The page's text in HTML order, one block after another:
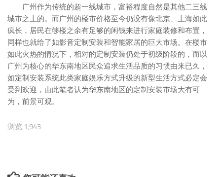
广州作为传统的超一线城市，富裕程度自然是其他二三线
城市之上的。而广州的楼市价格至今仍没有像北京、上海如此
疯长，居民在够楼之余有足够的闲钱来进行家庭装修和布置，
同样也就给了如影音定制安装和智能家居的巨大市场。在楼市
如此火热的情况下，相对的定制安装仍处于初级阶段的，而以
广州为核心的华东南地区民众追求生活品质的习惯由来已久，
如定制安装系统此类家庭娱乐方式升级的新型生活方式必定会
受到欢迎，由此笔者认为华东南地区的定制安装市场大有可
为，前景可观。
浏览 1,943